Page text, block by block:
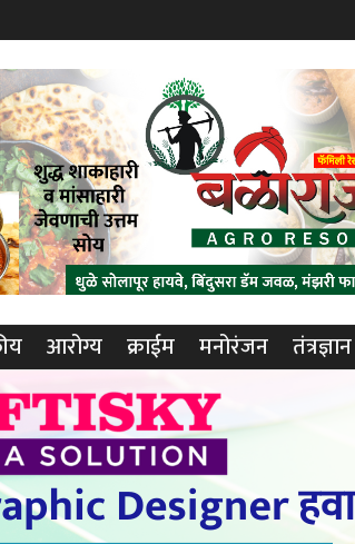
आरोग्य क्राईम मनोरंजन तंत्रज्ञान